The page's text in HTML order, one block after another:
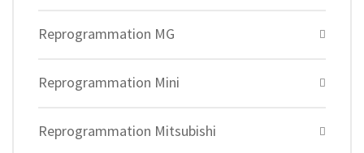
Reprogrammation MG
Reprogrammation Mini
Reprogrammation Mitsubishi